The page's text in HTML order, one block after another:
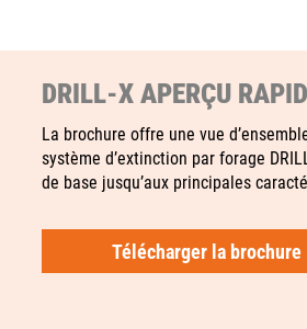
DRILL‑X APERÇU
La brochure offre une vue
système d’extinction par forage
de base jusqu’aux principales
Télécharger la brochure